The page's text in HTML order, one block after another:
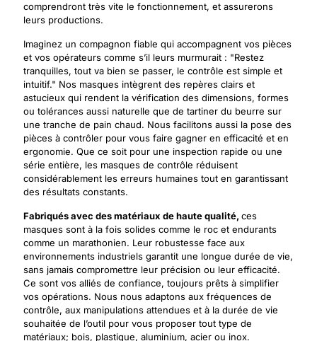
comprendront très vite le fonctionnement, et assurerons
leurs productions.
Imaginez un compagnon fiable qui accompagnent vos pièces
et vos opérateurs comme s’il leurs murmurait : "Restez
tranquilles, tout va bien se passer, le contrôle est simple et
intuitif." Nos masques intègrent des repères clairs et
astucieux qui rendent la vérification des dimensions, formes
ou tolérances aussi naturelle que de tartiner du beurre sur
une tranche de pain chaud. Nous facilitons aussi la pose des
pièces à contrôler pour vous faire gagner en efficacité et en
ergonomie. Que ce soit pour une inspection rapide ou une
série entière, les masques de contrôle réduisent
considérablement les erreurs humaines tout en garantissant
des résultats constants.
Fabriqués avec des matériaux de haute qualité, ces
masques sont à la fois solides comme le roc et endurants
comme un marathonien. Leur robustesse face aux
environnements industriels garantit une longue durée de vie,
sans jamais compromettre leur précision ou leur efficacité.
Ce sont vos alliés de confiance, toujours prêts à simplifier
vos opérations. Nous nous adaptons aux fréquences de
contrôle, aux manipulations attendues et à la durée de vie
souhaitée de l’outil pour vous proposer tout type de
matériaux; bois, plastique, aluminium, acier ou inox.